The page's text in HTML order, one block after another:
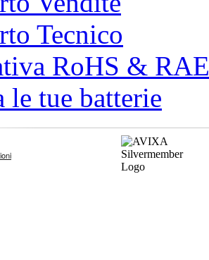
Tecnico
RoHS &
le tue batterie